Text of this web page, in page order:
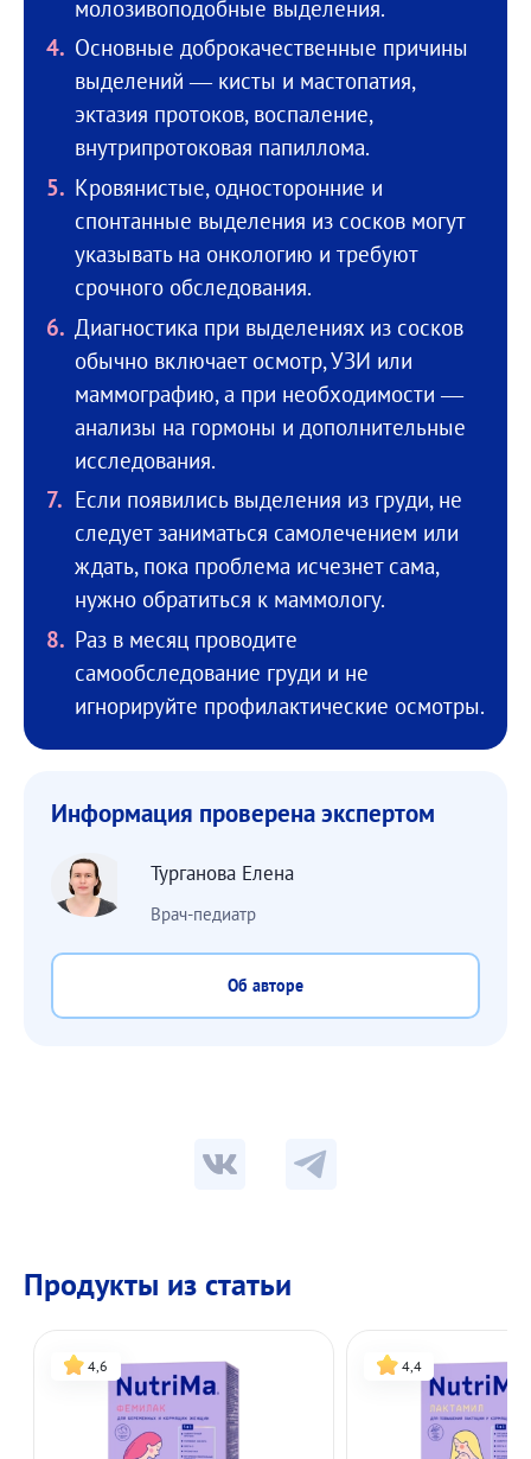
молозивоподобные выделения.
Основные доброкачественные причины
выделений — кисты и мастопатия,
эктазия протоков, воспаление,
внутрипротоковая папиллома.
Кровянистые, односторонние и
спонтанные выделения из сосков могут
указывать на онкологию и требуют
срочного обследования.
Диагностика при выделениях из сосков
обычно включает осмотр, УЗИ или
маммографию, а при необходимости —
анализы на гормоны и дополнительные
исследования.
Если появились выделения из груди, не
следует заниматься самолечением или
ждать, пока проблема исчезнет сама,
нужно обратиться к маммологу.
Раз в месяц проводите
самообследование груди и не
игнорируйте профилактические осмотры.
Информация проверена экспертом
Турганова Елена
Врач-педиатр
Об авторе
Продукты из статьи
4,6 4,4